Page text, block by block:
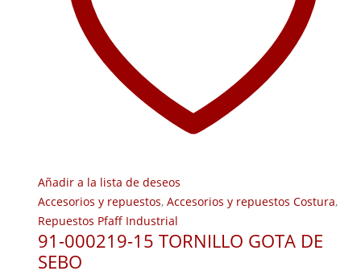
Añadir a la lista de deseos
Accesorios y repuestos, Accesorios y repuestos Costura,
Repuestos Pfaff Industrial
91-000219-15 TORNILLO GOTA DE
SEBO